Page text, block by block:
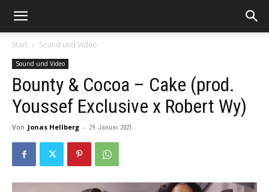
Start Sound und Video
Sound und Video
Bounty & Cocoa – Cake (prod.
Youssef Exclusive x Robert Wy)
Von Jonas Hellberg - 29. Januar 2021